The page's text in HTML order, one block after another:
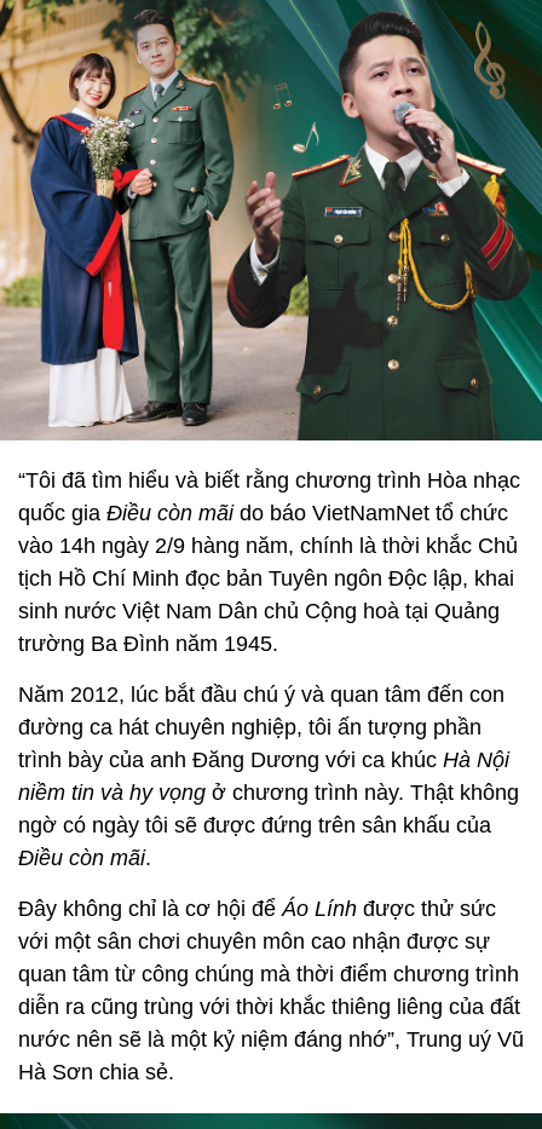
“Tôi đã tìm hiểu và biết rằng chương trình Hòa nhạc
quốc gia Điều còn mãido báo VietNamNet tổ chức
vào 14h ngày 2/9 hàng năm, chính là thời khắc Chủ
tịch Hồ Chí Minh đọc bản Tuyên ngôn Độc lập, khai
sinh nước Việt Nam Dân chủ Cộng hoà tại Quảng
trường Ba Đình năm 1945.
Năm 2012, lúc bắt đầu chú ý và quan tâm đến con
đường ca hát chuyên nghiệp, tôi ấn tượng phần
trình bày của anh Đăng Dương với ca khúc Hà Nội
niềm tin và hy vọng ở chương trình này. Thật không
ngờ có ngày tôi sẽ được đứng trên sân khấu của
Điều còn mãi.
Đây không chỉ là cơ hội để Áo Lính được thử sức
với một sân chơi chuyên môn cao nhận được sự
quan tâm từ công chúng mà thời điểm chương trình
diễn ra cũng trùng với thời khắc thiêng liêng của đất
nước nên sẽ là một kỷ niệm đáng nhớ”, Trung uý Vũ
Hà Sơn chia sẻ.